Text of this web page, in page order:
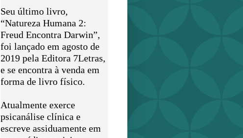
Seu último livro,
“Natureza Humana 2:
Freud Encontra Darwin”,
foi lançado em agosto de
2019 pela Editora 7Letras,
e se encontra à venda em
forma de livro físico.
Atualmente exerce
psicanálise clínica e
escreve assiduamente em